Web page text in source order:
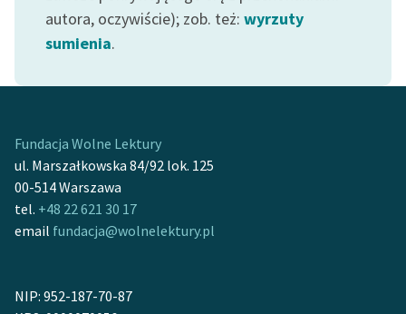
niepełnosprawnościami
Feministyczne inspiracje.
Popularyzacja
Ręce pełne poezji
Kolekcje edukacyjne
twórców przechodzących
do domeny publicznej,
autora, oczywiście); zob. też: wyrzuty
sumienia.
Fundacja Wolne Lektury
ul. Marszałkowska 84/92 lok. 125
00-514 Warszawa
tel. +48 22 621 30 17
email fundacja@wolnelektury.pl
NIP: 952-187-70-87